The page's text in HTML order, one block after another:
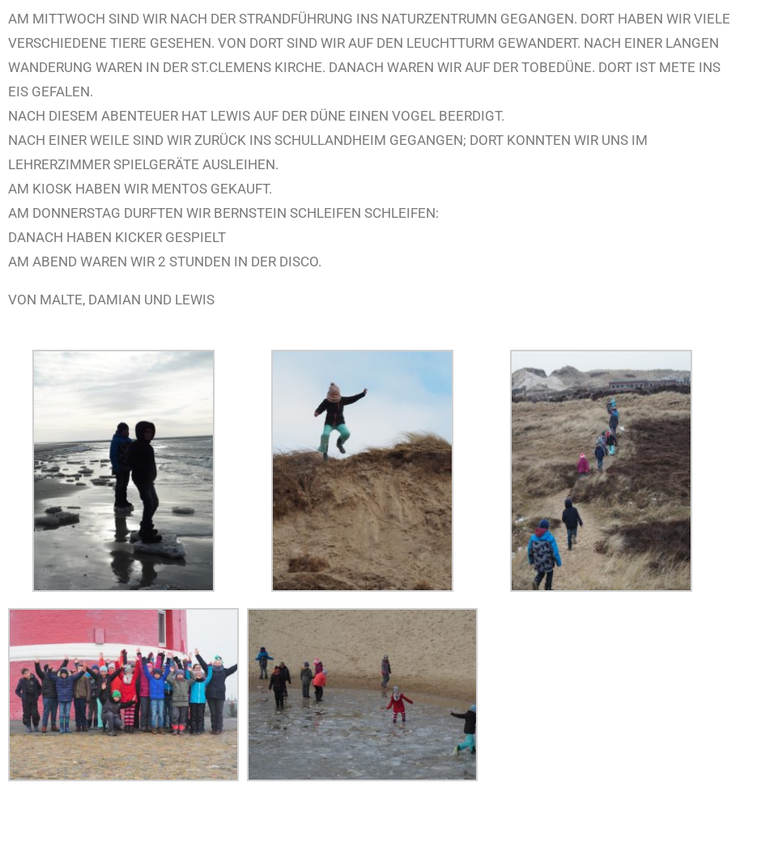
AM MITTWOCH SIND WIR NACH DER STRANDFÜHRUNG INS NATURZENTRUMN GEGANGEN. DORT HABEN WIR VIELE
VERSCHIEDENE TIERE GESEHEN. VON DORT SIND WIR AUF DEN LEUCHTTURM GEWANDERT. NACH EINER LANGEN
WANDERUNG WAREN IN DER ST.CLEMENS KIRCHE. DANACH WAREN WIR AUF DER TOBEDÜNE. DORT IST METE INS
EIS GEFALEN.
NACH DIESEM ABENTEUER HAT LEWIS AUF DER DÜNE EINEN VOGEL BEERDIGT.
NACH EINER WEILE SIND WIR ZURÜCK INS SCHULLANDHEIM GEGANGEN; DORT KONNTEN WIR UNS IM
LEHRERZIMMER SPIELGERÄTE AUSLEIHEN.
AM KIOSK HABEN WIR MENTOS GEKAUFT.
AM DONNERSTAG DURFTEN WIR BERNSTEIN SCHLEIFEN SCHLEIFEN:
DANACH HABEN KICKER GESPIELT
AM ABEND WAREN WIR 2 STUNDEN IN DER DISCO.
VON MALTE, DAMIAN UND LEWIS